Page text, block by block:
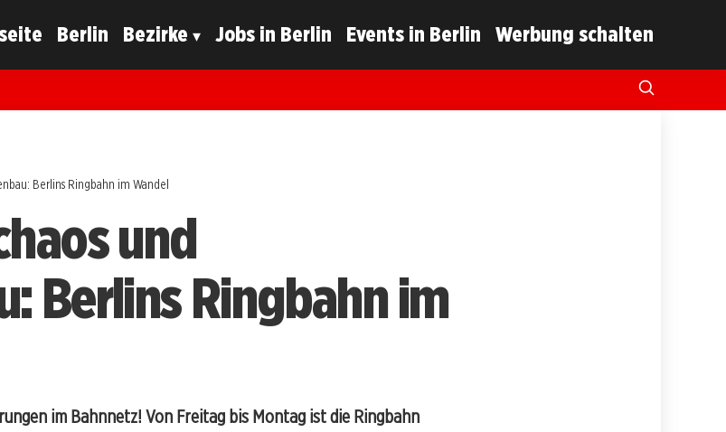
Berlin Bezirke Jobs in Berlin Events in Berlin Werbung schalten
Berlins Ringbahn im Wandel
und
Berlins Ringbahn im
im Bahnnetz! Von Freitag bis Montag ist die Ringbahn